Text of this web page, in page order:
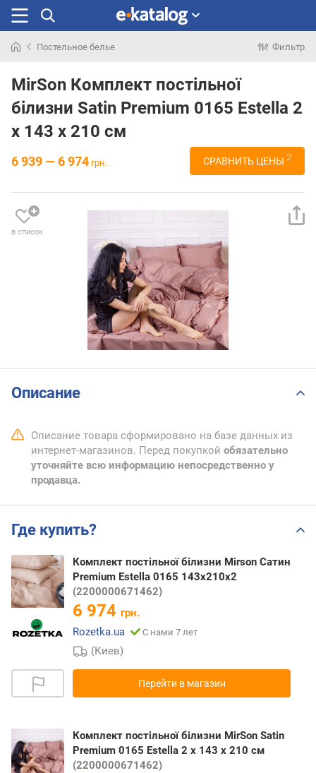
раньше
Постельное белье Фильтр
MirSon Комплект постільної
білизни Satin Premium 0165 Estella 2
x 143 x 210 см
6 939 — 6 974 грн. СРАВНИТЬ ЦЕНЫ 2
в список
Описание
Описание товара сформировано на базе данных из
интернет-магазинов. Перед покупкой обязательно
уточняйте всю информацию непосредственно у
продавца.
Где купить?
Комплект постільної білизни Mirson Сатин
Premium Estella 0165 143х210х2
(2200000671462)
6 974 грн.
Rozetka.ua
С нами 7 лет
(Киев)
Перейти в магазин
Комплект постільної білизни MirSon Satin
Premium 0165 Estella 2 x 143 x 210 см
(2200000671462)